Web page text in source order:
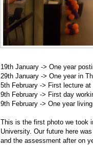
19th January -> One year
29th January -> One year in
5th February -> First lecture
9th February -> First day
9th February -> One year
This is the first photo we took
University. Our future here
and the assessment after on